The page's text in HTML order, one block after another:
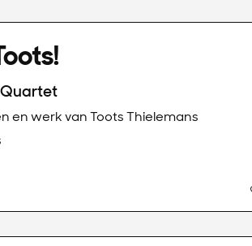
en werk van Toots Thielemans